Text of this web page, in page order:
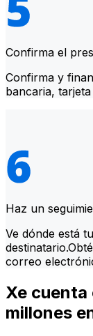
Confirma el
Confirma y
bancaria,
Haz un
Ve dónde está
correo
Xe
millones